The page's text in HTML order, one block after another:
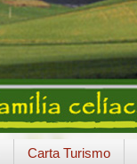
Carta Turismo